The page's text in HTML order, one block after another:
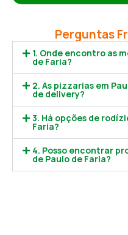
Perguntas
1. Onde encontro as
de Faria?
2. As pizzarias em
de delivery?
3. Há opções de
Faria?
4. Posso encontrar
de Paulo de Faria?